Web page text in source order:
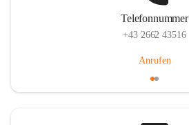
Telefonnummer
+43 2662 43516
Anrufen